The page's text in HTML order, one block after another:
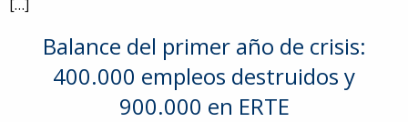
[…]
Balance del primer año de crisis:
400.000 empleos destruidos y
900.000 en ERTE